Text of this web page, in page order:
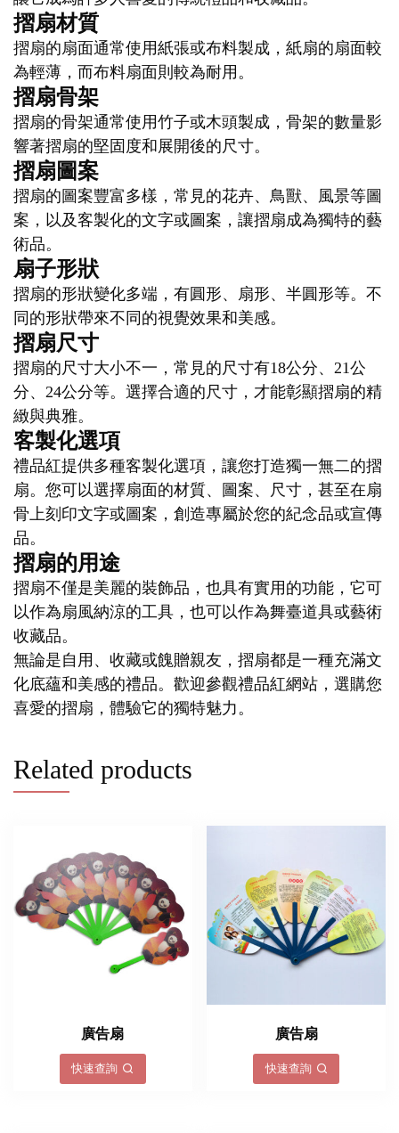
摺扇材質
摺扇的扇面通常使用紙張或布料製成，紙扇的扇面較
為輕薄，而布料扇面則較為耐用。
摺扇骨架
摺扇的骨架通常使用竹子或木頭製成，骨架的數量影
響著摺扇的堅固度和展開後的尺寸。
摺扇圖案
摺扇的圖案豐富多樣，常見的花卉、鳥獸、風景等圖
案，以及客製化的文字或圖案，讓摺扇成為獨特的藝
術品。
扇子形狀
摺扇的形狀變化多端，有圓形、扇形、半圓形等。不
同的形狀帶來不同的視覺效果和美感。
摺扇尺寸
摺扇的尺寸大小不一，常見的尺寸有18公分、21公
分、24公分等。選擇合適的尺寸，才能彰顯摺扇的精
緻與典雅。
客製化選項
禮品紅提供多種客製化選項，讓您打造獨一無二的摺
扇。您可以選擇扇面的材質、圖案、尺寸，甚至在扇
骨上刻印文字或圖案，創造專屬於您的紀念品或宣傳
品。
摺扇的用途
摺扇不僅是美麗的裝飾品，也具有實用的功能，它可
以作為扇風納涼的工具，也可以作為舞臺道具或藝術
收藏品。
無論是自用、收藏或餽贈親友，摺扇都是一種充滿文
化底蘊和美感的禮品。歡迎參觀禮品紅網站，選購您
喜愛的摺扇，體驗它的獨特魅力。
Related products
廣告扇
快速查詢
廣告扇
快速查詢